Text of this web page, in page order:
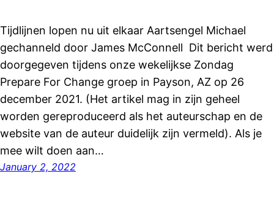
Tijdlijnen lopen nu uit elkaar Aartsengel Michael
gechanneld door James McConnell Dit bericht werd
doorgegeven tijdens onze wekelijkse Zondag
Prepare For Change groep in Payson, AZ op 26
december 2021. (Het artikel mag in zijn geheel
worden gereproduceerd als het auteurschap en de
website van de auteur duidelijk zijn vermeld). Als je
mee wilt doen aan…
January 2, 2022